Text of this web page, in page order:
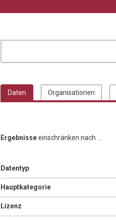
Daten Organisationen
Ergebnisseeinschränken nach ...
Anzeigen
Datentyp
Anzeigen
Hauptkategorie
Anzeigen
Lizenz
Seiten